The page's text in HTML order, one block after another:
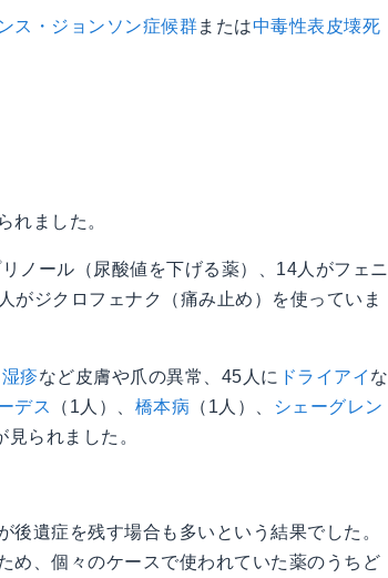
ス・ジョンソン症候群または中毒性表皮壊死
れました。
ノール（尿酸値を下げる薬）、14人がフェニ
がジクロフェナク（痛み止め）を使っていま
湿疹など皮膚や爪の異常、45人に ドライアイ な
デス （1人）、 橋本病 （1人）、
シェーグレン
られました。
後遺症を残す場合も多いという結果でした。
め、個々のケースで使われていた薬のうちど